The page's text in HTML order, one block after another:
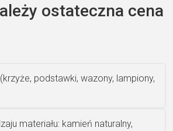
2
ostateczna cena
podstawki, wazony, lampiony,
materiału: kamień naturalny,